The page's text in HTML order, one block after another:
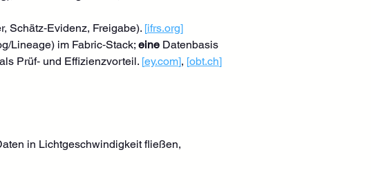
Schätz‑Evidenz, Freigabe). [ifrs.org]
Lineage) im Fabric‑Stack; eine Datenbasis
als Prüf‑ und Effizienzvorteil. [ey.com], [obt.ch]
in Lichtgeschwindigkeit fließen,